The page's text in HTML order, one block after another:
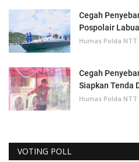
Cegah
Pospolair
Humas Polda NTT
Cegah
Siapkan Tenda
Humas Polda NTT
VOTING POLL